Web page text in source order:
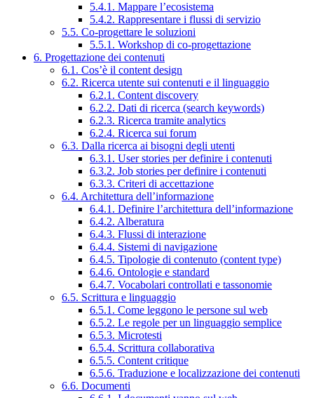
5.4.1. Mappare l’ecosistema
5.4.2. Rappresentare i flussi di servizio
5.5. Co-progettare le soluzioni
5.5.1. Workshop di co-progettazione
6. Progettazione dei contenuti
6.1. Cos’è il content design
6.2. Ricerca utente sui contenuti e il linguaggio
6.2.1. Content discovery
6.2.2. Dati di ricerca (search keywords)
6.2.3. Ricerca tramite analytics
6.2.4. Ricerca sui forum
6.3. Dalla ricerca ai bisogni degli utenti
6.3.1. User stories per definire i contenuti
6.3.2. Job stories per definire i contenuti
6.3.3. Criteri di accettazione
6.4. Architettura dell’informazione
6.4.1. Definire l’architettura dell’informazione
6.4.2. Alberatura
6.4.3. Flussi di interazione
6.4.4. Sistemi di navigazione
6.4.5. Tipologie di contenuto (content type)
6.4.6. Ontologie e standard
6.4.7. Vocabolari controllati e tassonomie
6.5. Scrittura e linguaggio
6.5.1. Come leggono le persone sul web
6.5.2. Le regole per un linguaggio semplice
6.5.3. Microtesti
6.5.4. Scrittura collaborativa
6.5.5. Content critique
6.5.6. Traduzione e localizzazione dei contenuti
6.6. Documenti